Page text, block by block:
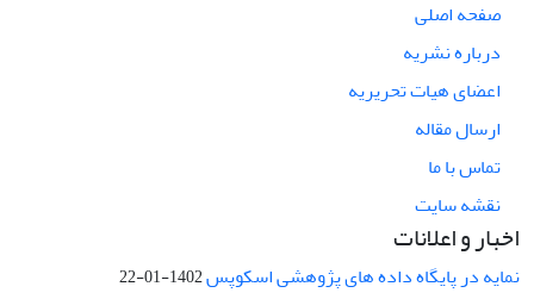
صفحه اصلی
درباره نشریه
اعضای هیات تحریریه
ارسال مقاله
تماس با ما
نقشه سایت
اخبار و اعلانات
نمایه در پایگاه داده های پژوهشی اسکوپس1402-01-22